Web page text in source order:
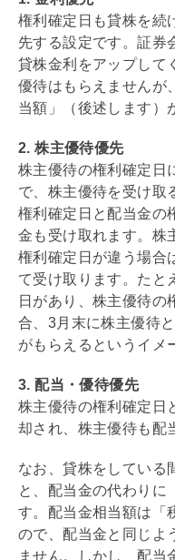
権利確定日も貸株を続
先する設定です。証券
貸株金利をアップして
優待はもらえませんが
当額」（後述します）
2. 株主優待優先
株主優待の権利確定日
で、株主優待を受け取
権利確定日と配当金の
金も受け取れます。株
権利確定日が違う場合
て受け取ります。たと
日があり、株主優待の
合、3月末に株主優待
がもらえるというイメ
3. 配当・優待優先
株主優待の権利確定日
却され、株主優待も配
なお、貸株をしている
と、配当金の代わりに
す。配当金相当額は「
ので、配当金と同じよ
ません。しかし、配当